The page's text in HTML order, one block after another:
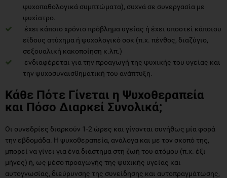
ψυχοπαθολογικά συμπτώματα), συχνά σε συνεργασία με
ψυχίατρο.
έχει κάποιο χρόνιο πρόβλημα υγείας ή έχει υποστεί κάποιου
είδους ατύχημα ή ψυχολογικό σοκ (π.χ. πένθος, διαζύγιο,
σεξουαλική κακοποίηση κ.λπ.)
ενδιαφέρεται για την προαγωγή της ψυχικής του υγείας και
την ψυχοσυναισθηματική του ανάπτυξη.
Κάθε Πότε Γίνεται η Ψυχοθεραπεία
και Πόσο Διαρκεί Συνολικά;
Οι συνεδρίες διαρκούν 1-2 ώρες και γίνονται συνήθως μία φορά
την εβδομάδα. Η ψυχοθεραπεία, ανάλογα και με τον σκοπό της,
μπορεί να γίνει για ένα διάστημα στη ζωή του ατόμου (π.χ. έξι
μήνες) ή, ως μέσο προαγωγής της ψυχικής υγείας και
αυτογνωσίας, διεύρυνσης της συνείδησης και αυτοπραγμάτωσης,